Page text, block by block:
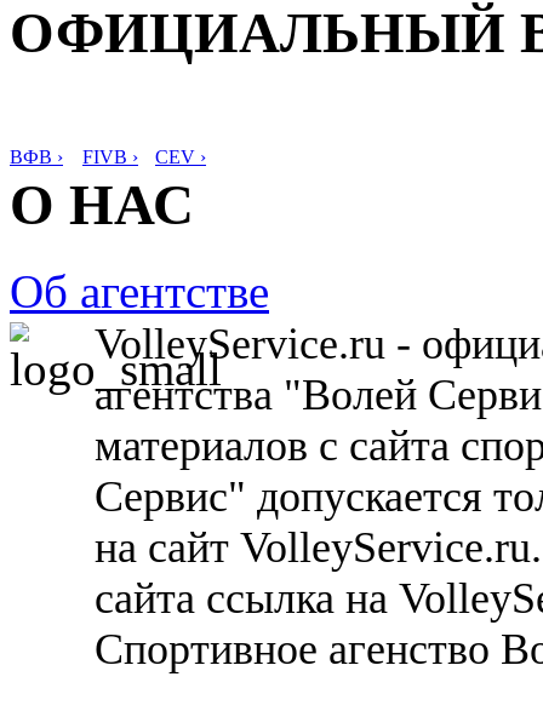
ОФИЦИАЛЬНЫЙ
ВФВ › FIVB › CEV ›
О НАС
Об агентстве
VolleyService.ru -
агентства "Волей
материалов с сайта
Сервис" допускается
на сайт
сайта ссылка на
Спортивное агенство